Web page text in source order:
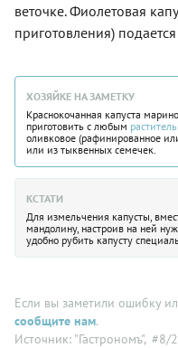
веточке. Фиолетовая
приготовления)
ХОЗЯЙКЕ НА ЗАМЕТКУ
Краснокочанная капуста
приготовить с любым
оливковое (рафинированное
или из тыквенных семечек.
КСТАТИ
Для измельчения капусты,
мандолину, настроив на ней
удобно рубить капусту
Если вы заметили ошибку
сообщите нам.
Источник: "Гастрономъ", #8/